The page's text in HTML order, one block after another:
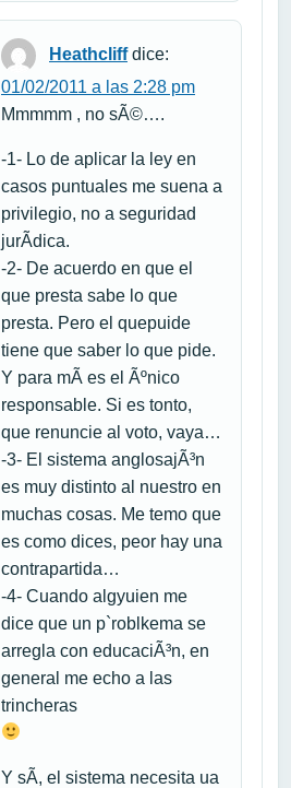
Heathcliff dice:
01/02/2011 a las 2:28 pm
Mmmmm , no sÃ©….
-1- Lo de aplicar la ley en
casos puntuales me suena a
privilegio, no a seguridad
jurÃ­dica.
-2- De acuerdo en que el
que presta sabe lo que
presta. Pero el quepuide
tiene que saber lo que pide.
Y para mÃ­ es el Ãºnico
responsable. Si es tonto,
que renuncie al voto, vaya…
-3- El sistema anglosajÃ³n
es muy distinto al nuestro en
muchas cosas. Me temo que
es como dices, peor hay una
contrapartida…
-4- Cuando algyuien me
dice que un p`roblkema se
arregla con educaciÃ³n, en
general me echo a las
trincheras
Y sÃ­, el sistema necesita ua